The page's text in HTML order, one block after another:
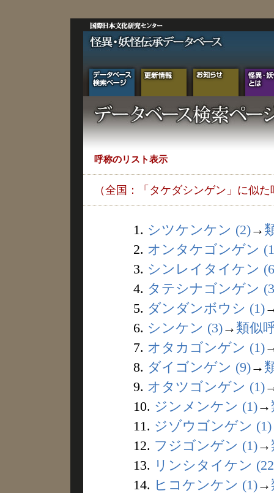
呼称のリスト表示
（全国：「タケダシンゲン」に似た
1. シツケンケン (2)→
2. オンタケゴンゲン
3. シンレイタイケン
4. タテシナゴンゲン
5. ダンダンボウシ (1)
6. シンケン (3)→ 類似
7. オタカゴンゲン (1)
8. ダイゴンゲン (9)→
9. オタツゴンゲン (1)
10. ジンメンケン (1)→
11. ジゾウゴンゲン (1)
12. フジゴンゲン (1)→
13. リンシタイケン
14. ヒコケンケン (1)→